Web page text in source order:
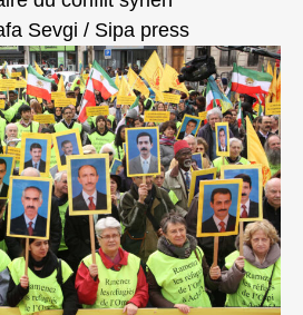
Sevgi / Sipa press